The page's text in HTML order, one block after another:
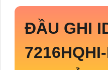
ĐẦU GHI